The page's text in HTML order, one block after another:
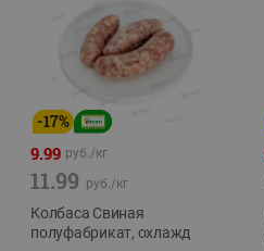
-17%
9.99 руб./кг
11.99 руб./кг
Колбаса Свиная
полуфабрикат, охлажд